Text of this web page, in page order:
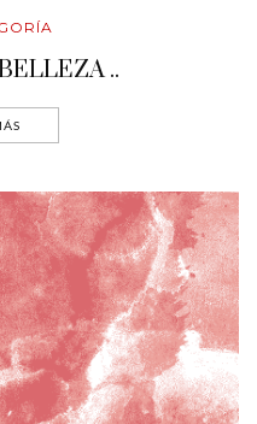
..